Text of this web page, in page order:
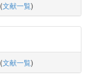
(文献一覧)
(文献一覧)